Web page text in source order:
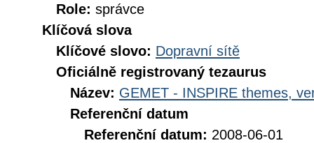
Role: správce
Klíčová slova
Klíčové slovo: Dopravní sítě
Oficiálně registrovaný tezaurus
Název: GEMET - INSPIRE themes,
Referenční datum
Referenční datum: 2008-06-01